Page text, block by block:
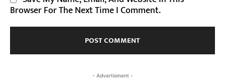
Browser For The Next Time I Comment.
- Advertisment -